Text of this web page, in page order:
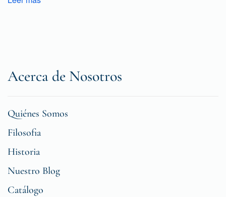
Acerca de Nosotros
Quiénes Somos
Filosofia
Historia
Nuestro Blog
Catálogo